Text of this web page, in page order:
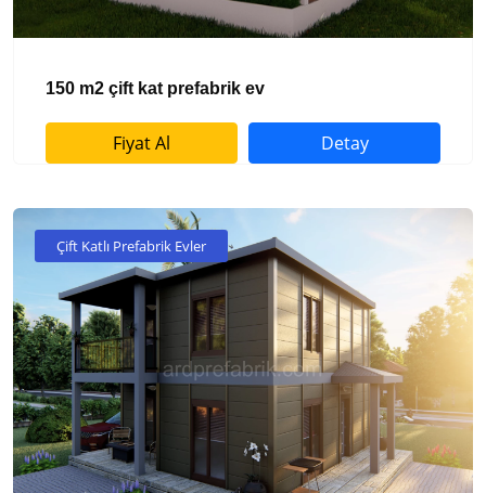
150 m2 çift kat prefabrik ev
Fiyat Al Detay
Çift Katlı Prefabrik Evler